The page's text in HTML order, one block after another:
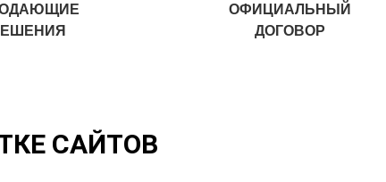
ОФИЦИАЛЬНЫЙ
ДОГОВОР
САЙТОВ